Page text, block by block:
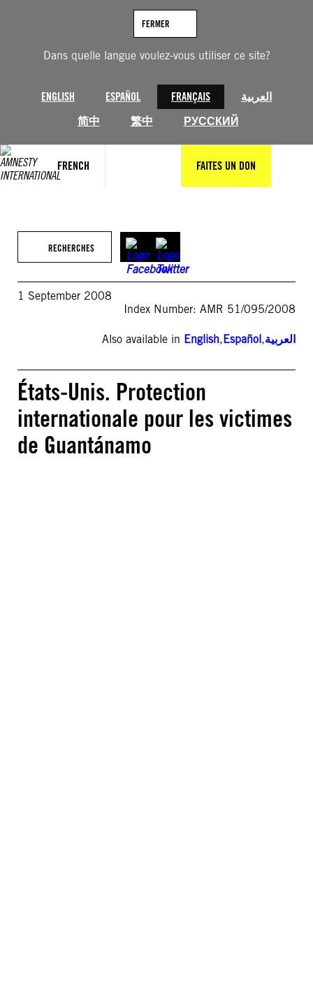
Dans quelle langue voulez-vous utiliser ce site?
ENGLISH ESPAÑOL FRANÇAIS
العربية
简中
繁中 РУССКИЙ
FERMER
FRENCH FAITES UN DON
RECHERCHES
1 September 2008
Index Number: AMR 51/095/2008
Also available in English,Español,العربية
États-Unis. Protection
internationale pour les victimes
de Guantánamo